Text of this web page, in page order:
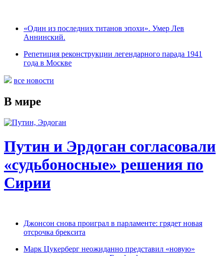
«Один из последних титанов эпохи». Умер Лев
Аннинский.
Репетиция реконструкции легендарного парада 1941
года в Москве
все новости
В мире
Путин и Эрдоган согласовали
«судьбоносные» решения по
Сирии
Джонсон снова проиграл в парламенте: грядет новая
отсрочка брексита
Марк Цукерберг неожиданно представил «новую»